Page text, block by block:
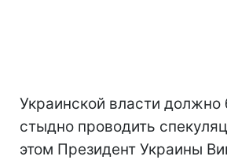
Украинской власти должно
стыдно проводить
этом Президент Украины